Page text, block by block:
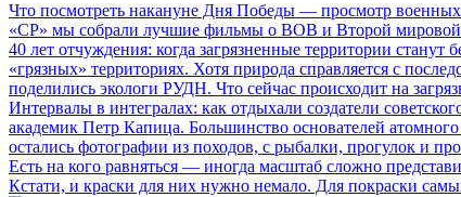
Что посмотреть накануне Дня Победы — просмотр военных
«СР» мы собрали лучшие фильмы о ВОВ и Второй мировой
40 лет отчуждения: когда загрязненные территории станут
«грязных» территориях. Хотя природа справляется с
поделились экологи РУДН. Что сейчас происходит на
Интервалы в интегралах: как отдыхали создатели
академик Петр Капица. Большинство основателей
остались фотографии из походов, с рыбалки, прогулок и
Есть на кого равняться — иногда масштаб сложно
Кстати, и краски для них нужно немало. Для покраски